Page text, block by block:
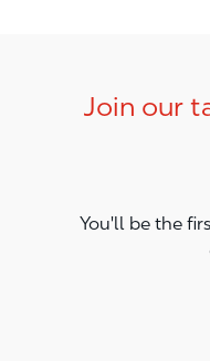
Join our
You'll be the